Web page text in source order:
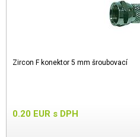
Zircon F konektor 5 mm šroubovací
0.20 EUR s DPH